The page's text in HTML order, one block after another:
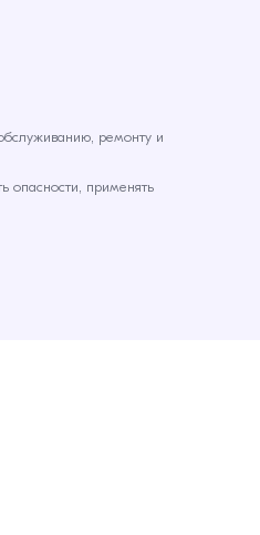
ремонту и
опасности, применять